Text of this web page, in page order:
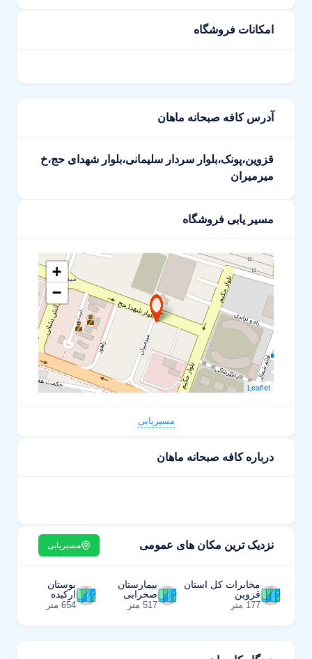
امکانات فروشگاه
آدرس کافه صبحانه ماهان
قزوین،پونک،بلوار سردار سلیمانی،بلوار شهدای حج،خ
میرمیران
مسیر یابی فروشگاه
+
−
Leaflet
مسیریابی
درباره کافه صبحانه ماهان
نزدیک ترین مکان های عمومی مسیریابی
مخابرات کل استان
قزوین
177 متر
بیمارستان
صحرایی
517 متر
بوستان
ارکیده
654 متر